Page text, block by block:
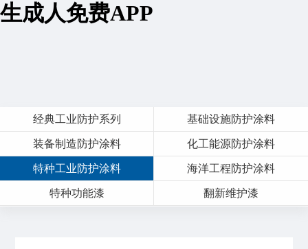
生成人免费APP
经典工业防护系列 基础设施防护涂料
装备制造防护涂料 化工能源防护涂料
特种工业防护涂料 海洋工程防护涂料
特种功能漆 翻新维护漆